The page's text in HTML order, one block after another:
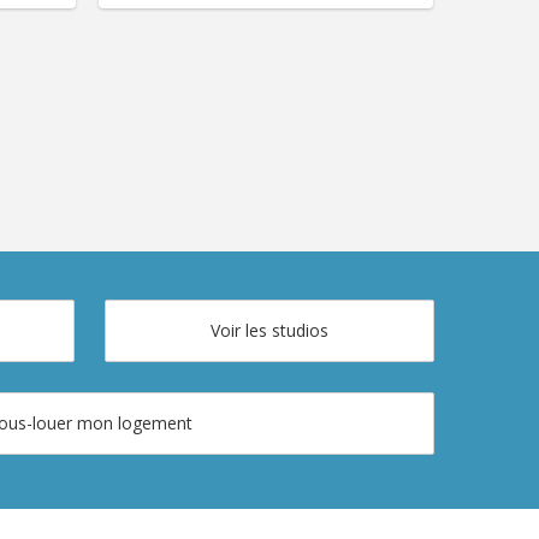
minutes en bus du...
Voir les studios
louer mon logement